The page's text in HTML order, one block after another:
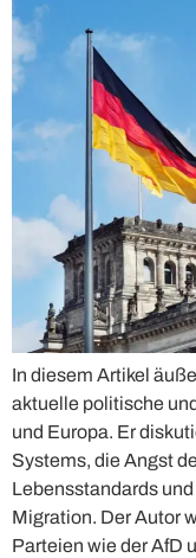
In diesem Artikel
aktuelle politische
und Europa. Er
Systems, die Angst
Lebensstandards
Migration. Der Autor
Parteien wie der AfD